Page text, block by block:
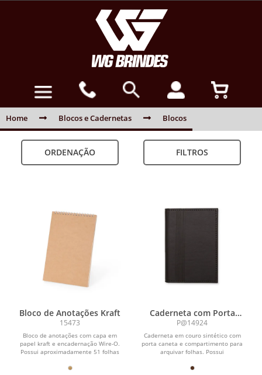
Home Blocos e Cadernetas Blocos
ORDENAÇÃO FILTROS
Bloco de Anotações Kraft
15473
Bloco de anotações com capa em
papel kraft e encadernação Wire-O.
Possui aproximadamente 51 folhas
Caderneta com Porta
Caneta
P@14924
Caderneta em couro sintético com
porta caneta e compartimento para
arquivar folhas. Possui